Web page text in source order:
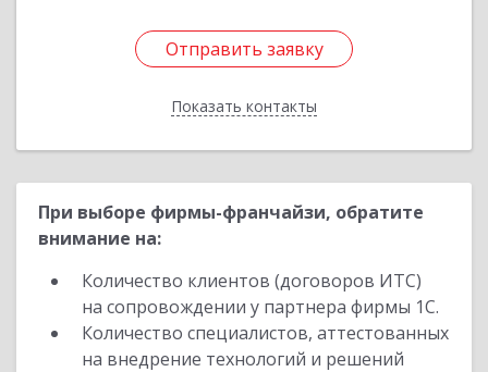
Отправить заявку
Показать контакты
Отправить заявку
Назад
При выборе фирмы-франчайзи, обратите
внимание на:
Количество клиентов (договоров ИТС)
на сопровождении у партнера фирмы 1С.
Количество специалистов, аттестованных
на внедрение технологий и решений